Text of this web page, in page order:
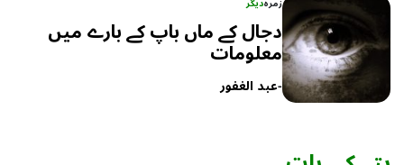
دجال کے ماں باپ کے بارے میں
معلومات
-عبد الغفور